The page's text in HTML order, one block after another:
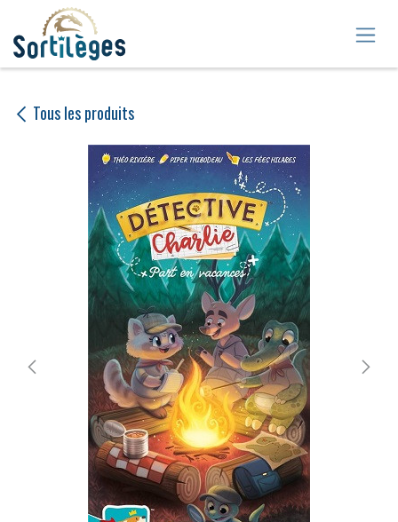
Se rendre au contenu
Tous les produits